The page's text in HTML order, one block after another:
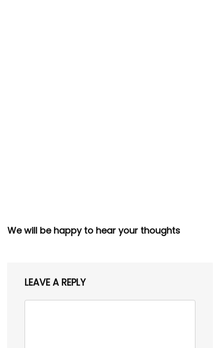
We will be happy to hear your thoughts
LEAVE A REPLY